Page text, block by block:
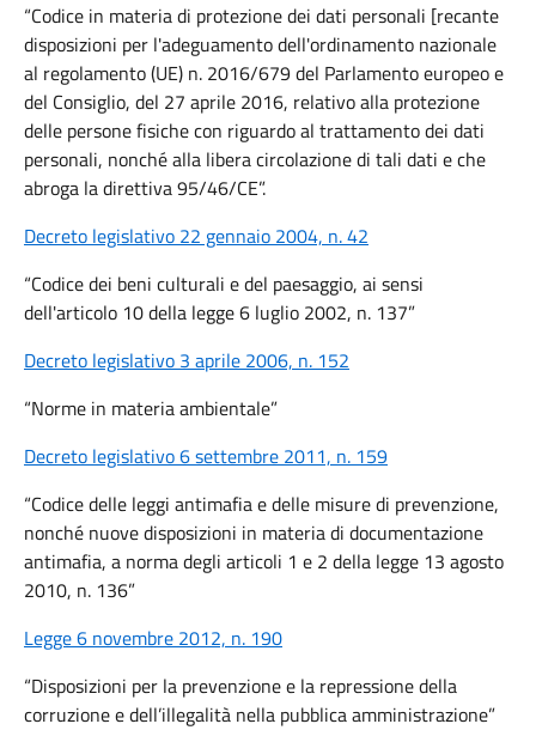
“Codice in materia di protezione dei dati personali [recante
disposizioni per l'adeguamento dell'ordinamento nazionale
al regolamento (UE) n. 2016/679 del Parlamento europeo e
del Consiglio, del 27 aprile 2016, relativo alla protezione
delle persone fisiche con riguardo al trattamento dei dati
personali, nonché alla libera circolazione di tali dati e che
abroga la direttiva 95/46/CE”.
Decreto legislativo 22 gennaio 2004, n. 42
“Codice dei beni culturali e del paesaggio, ai sensi
dell'articolo 10 della legge 6 luglio 2002, n. 137”
Decreto legislativo 3 aprile 2006, n. 152
“Norme in materia ambientale”
Decreto legislativo 6 settembre 2011, n. 159
“Codice delle leggi antimafia e delle misure di prevenzione,
nonché nuove disposizioni in materia di documentazione
antimafia, a norma degli articoli 1 e 2 della legge 13 agosto
2010, n. 136”
Legge 6 novembre 2012, n. 190
“Disposizioni per la prevenzione e la repressione della
corruzione e dell’illegalità nella pubblica amministrazione”